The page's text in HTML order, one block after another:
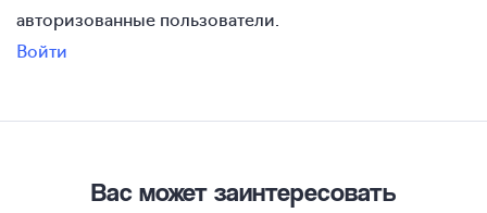
авторизованные пользователи.
Войти
Вас может заинтересовать